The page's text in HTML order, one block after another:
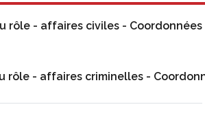
rôle - affaires civiles - Coordonnées
rôle - affaires criminelles -